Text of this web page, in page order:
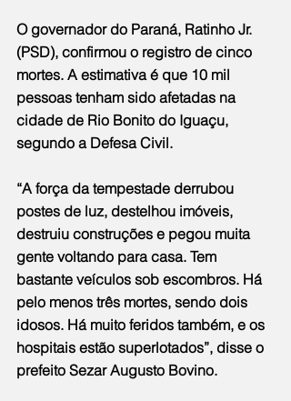
O governador do Paraná, Ratinho Jr.
(PSD), confirmou o registro de cinco
mortes. A estimativa é que 10 mil
pessoas tenham sido afetadas na
cidade de Rio Bonito do Iguaçu,
segundo a Defesa Civil.
“A força da tempestade derrubou
postes de luz, destelhou imóveis,
destruiu construções e pegou muita
gente voltando para casa. Tem
bastante veículos sob escombros. Há
pelo menos três mortes, sendo dois
idosos. Há muito feridos também, e os
hospitais estão superlotados”, disse o
prefeito Sezar Augusto Bovino.